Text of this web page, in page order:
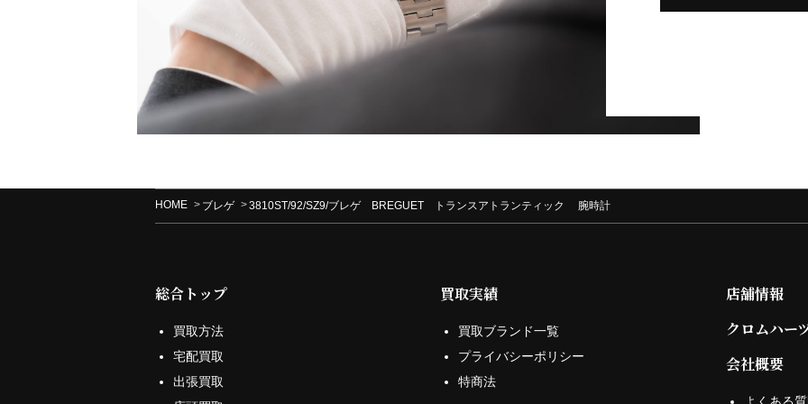
HOME ブレゲ 3810ST/92/SZ9/ブレゲ BREGUET トランスアトランティック 腕時計
総合トップ
買取方法
宅配買取
出張買取
買取実績
買取ブランド一覧
プライバシーポリシー
特商法
店舗情報
クロムハー
会社概要